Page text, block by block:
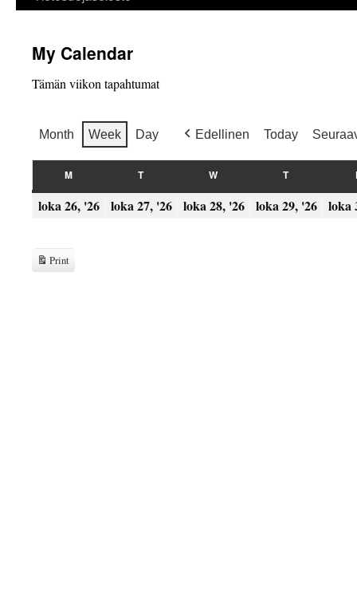
My Calendar
Tämän viikon tapahtumat
Month Week Day Edellinen Today
M T W T
loka 26, '26 26.10.2026
loka 27, '26 27.10.2026
loka 28, '26 28.10.2026
loka 29, '26 loka
Print
View